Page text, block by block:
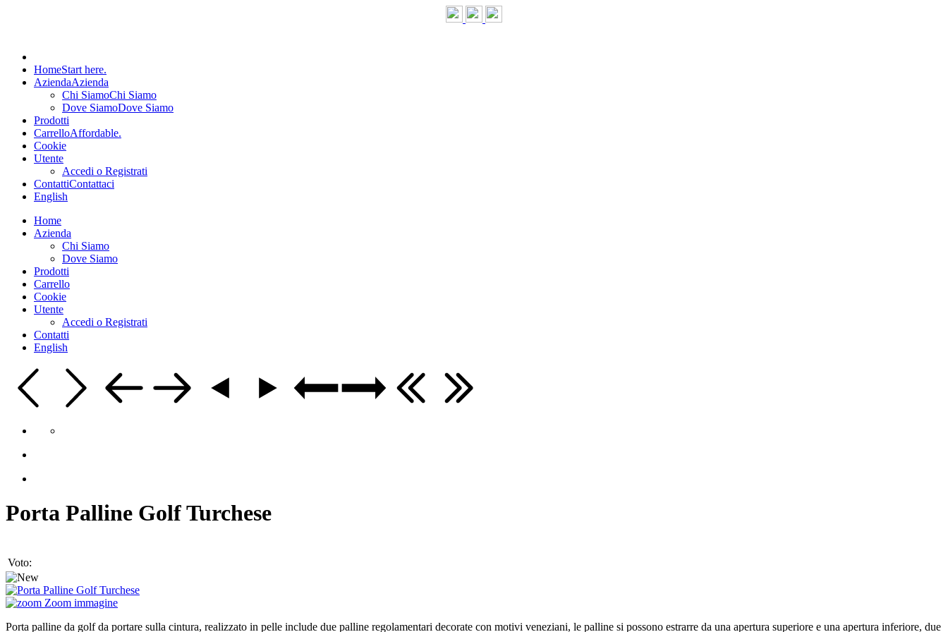
HomeStart here.
AziendaAzienda
Chi SiamoChi Siamo
Dove SiamoDove Siamo
Prodotti
CarrelloAffordable.
Cookie
Utente
Accedi o Registrati
ContattiContattaci
English
Home
Azienda
Chi Siamo
Dove Siamo
Prodotti
Carrello
Cookie
Utente
Accedi o Registrati
Contatti
English
Porta Palline Golf Turchese
Voto:
Zoom immagine
Porta palline da golf da portare sulla cintura, realizzato in pelle include due palline regolamentari decorate con motivi veneziani, le palline si possono estrarre da una apertura superiore e una apertura inferiore, due